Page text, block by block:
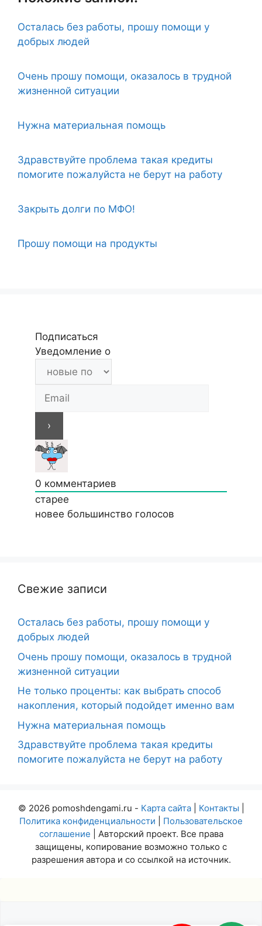
Осталась без работы, прошу помощи у
добрых людей
Очень прошу помощи, оказалось в трудной
жизненной ситуации
Нужна материальная помощь
Здравствуйте проблема такая кредиты
помогите пожалуйста не берут на работу
Закрыть долги по МФО!
Прошу помощи на продукты
Подписаться
Уведомление о
0 комментариев
старее
новее большинство голосов
Свежие записи
Осталась без работы, прошу помощи у
добрых людей
Очень прошу помощи, оказалось в трудной
жизненной ситуации
Не только проценты: как выбрать способ
накопления, который подойдет именно вам
Нужна материальная помощь
Здравствуйте проблема такая кредиты
помогите пожалуйста не берут на работу
© 2026 pomoshdengami.ru - Карта сайта| Контакты
Политика конфиденциальности
Пользовательское
соглашение | Авторский проект. Все права
защищены, копирование возможно только с
разрешения автора и со ссылкой на источник.